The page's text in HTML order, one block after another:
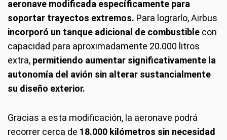
aeronave modificada específicamente para
soportar trayectos extremos. Para lograrlo, Airbus
incorporó un tanque adicional de combustible con
capacidad para aproximadamente 20.000 litros
extra, permitiendo aumentar significativamente la
autonomía del avión sin alterar sustancialmente
su diseño exterior.
Gracias a esta modificación, la aeronave podrá
recorrer cerca de 18.000 kilómetros sin necesidad